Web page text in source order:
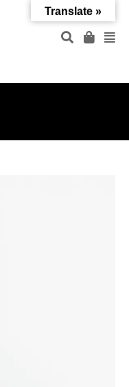
Translate »